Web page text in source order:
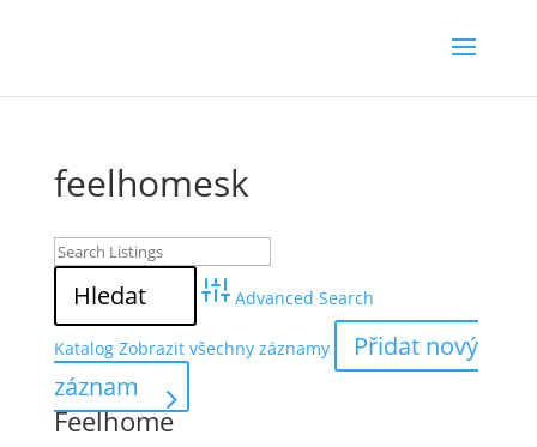
feelhomesk
Advanced Search
Katalog Zobrazit všechny záznamy
Přidat nový
záznam
Feelhome